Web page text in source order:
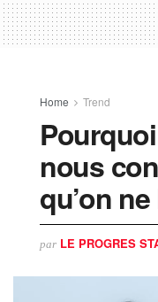
Home Trend
nous
qu’on
par LE PROGRES